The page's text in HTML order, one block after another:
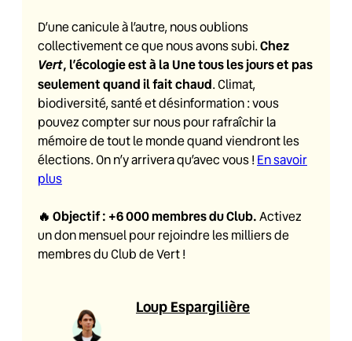
D’une canicule à l’autre, nous oublions
collectivement ce que nous avons subi.Chez
Vert, l’écologie est à la Une tous les jours et pas
seulement quand il fait chaud. Climat,
biodiversité, santé et désinformation : vous
pouvez compter sur nous pour rafraîchir la
mémoire de tout le monde quand viendront les
élections. On n’y arrivera qu’avec vous ! En savoir
plus
🔥 Objectif : +6 000 membres du Club. Activez
un don mensuel pour rejoindre les milliers de
membres du Club de Vert !
Loup Espargilière